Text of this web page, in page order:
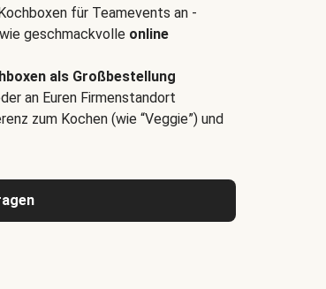
für Teamevents an -
geschmackvolle online
als Großbestellung
an Euren Firmenstandort
zum Kochen (wie “Veggie”) und